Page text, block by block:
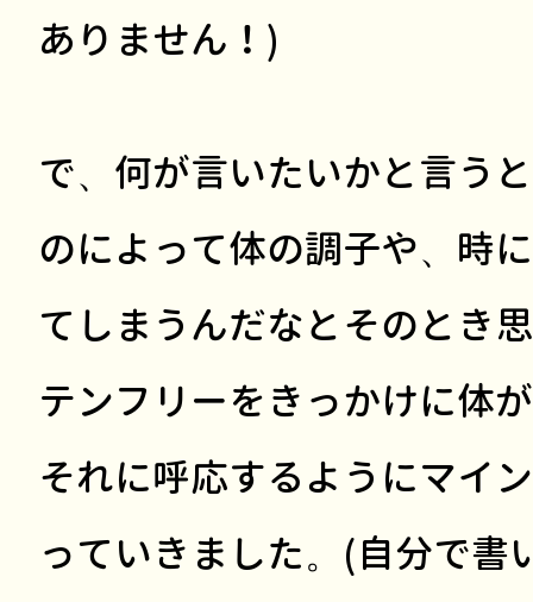
ありません！)
で、何が言いたいかと言う
のによって体の調子や、時
てしまうんだなとそのとき
テンフリーをきっかけに体
それに呼応するようにマイ
っていきました。(自分で書